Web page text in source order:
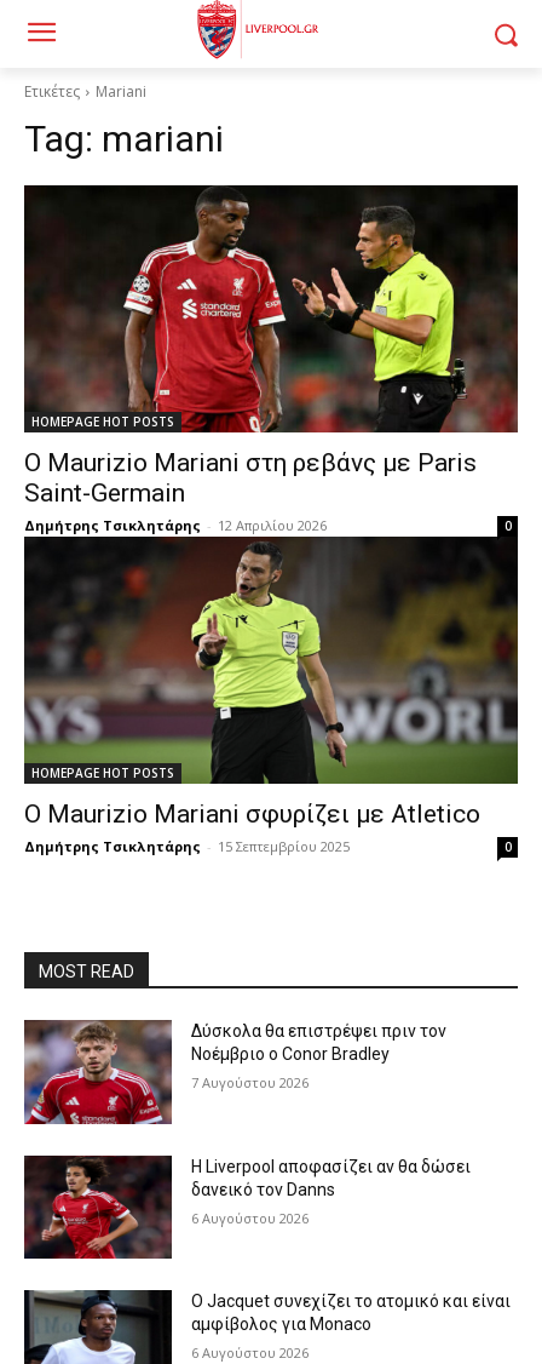
Ετικέτες Mariani
Tag: mariani
HOMEPAGE HOT POSTS
Ο Maurizio Mariani στη ρεβάνς με Paris
Saint-Germain
Δημήτρης Τσικλητάρης - 12 Απριλίου 2026 0
HOMEPAGE HOT POSTS
Ο Maurizio Mariani σφυρίζει με Atletico
Δημήτρης Τσικλητάρης - 15 Σεπτεμβρίου 2025 0
MOST READ
Δύσκολα θα επιστρέψει πριν τον
Νοέμβριο ο Conor Bradley
7 Αυγούστου 2026
Η Liverpool αποφασίζει αν θα δώσει
δανεικό τον Danns
6 Αυγούστου 2026
Ο Jacquet συνεχίζει το ατομικό και είναι
αμφίβολος για Monaco
6 Αυγούστου 2026